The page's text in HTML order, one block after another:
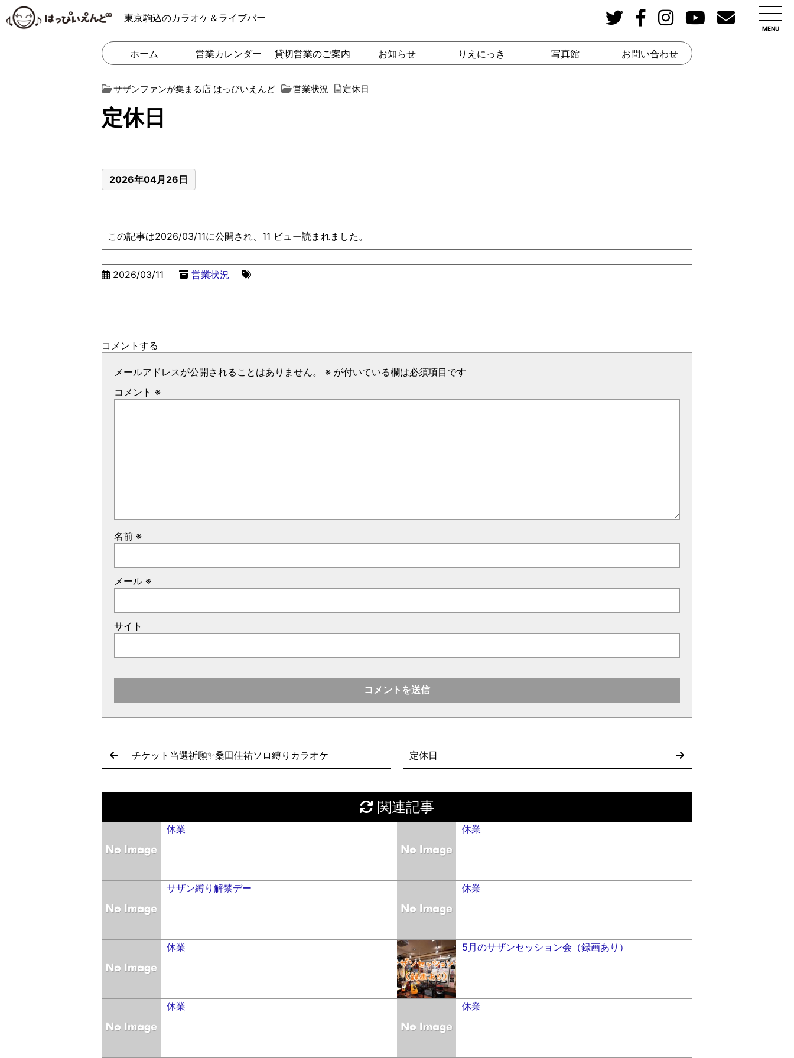
東京駒込のカラオケ＆ライブバー
MENU
ホーム 営業カレンダー 貸切営業のご案内 お知らせ りえにっき 写真館 お問い合わせ
サザンファンが集まる店 はっぴいえんど 営業状況 定休日
定休日
2026年04月26日
この記事は2026/03/11に公開され、11 ビュー読まれました。
2026/03/11 営業状況
コメントする
メールアドレスが公開されることはありません。 ※ が付いている欄は必須項目です
コメント ※
名前 ※
メール ※
サイト
チケット当選祈願✨桑田佳祐ソロ縛りカラオケ 定休日
関連記事
休業 休業
サザン縛り解禁デー 休業
休業 5月のサザンセッション会（録画あり）
休業 休業